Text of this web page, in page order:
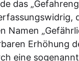
das
Namen
Erhöhung
eine